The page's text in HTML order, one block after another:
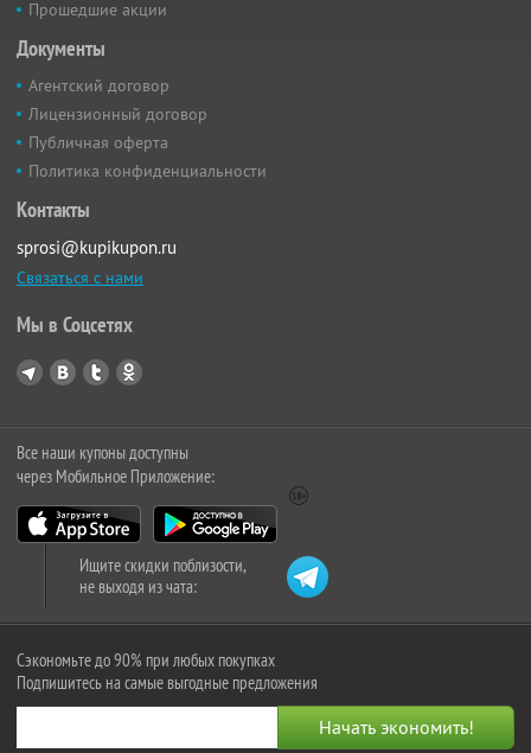
Прошедшие акции
Документы
Агентский договор
Лицензионный договор
Публичная оферта
Политика конфиденциальности
Контакты
sprosi@kupikupon.ru
Связаться с нами
Мы в Соцсетях
Все наши купоны доступны
через Мобильное Приложение:
Ищите скидки поблизости,
не выходя из чата:
Сэкономьте до 90% при любых покупках
Подпишитесь на самые выгодные предложения